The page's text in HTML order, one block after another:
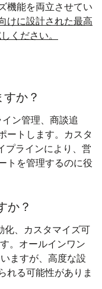
機能を両立させてい
けに設計された最高
ください。
か？
ン管理、商談追
ートします。カスタ
プラインにより、営
トを管理するのに役
か？
化、カスタマイズ可
。オールインワン
ますが、高度な設
れる可能性がありま